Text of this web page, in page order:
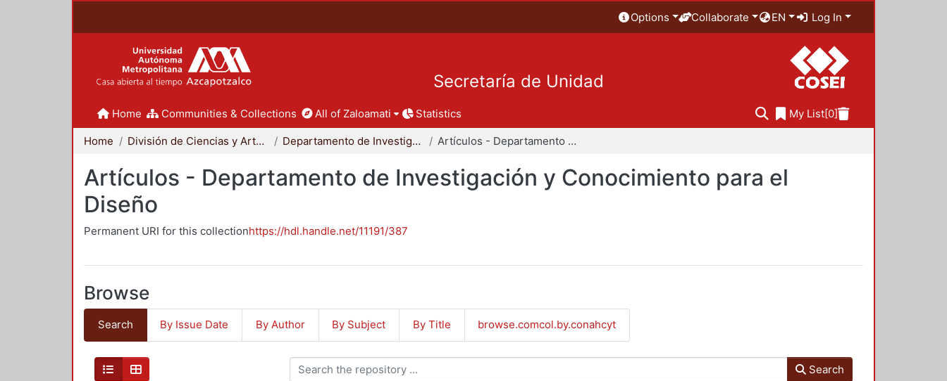
Options Collaborate EN Log In
Secretaría de Unidad
Home Communities & Collections All of Zaloamati Statistics My List[0]
Home División de Ciencias y Artes para el Diseño Departamento de Investigación y Conocimiento para el Diseño Artículos - Departamento de Investigación y Conocimiento para el Diseño
Artículos - Departamento de Investigación y Conocimiento para el
Diseño
Permanent URI for this collectionhttps://hdl.handle.net/11191/387
Browse
Search By Issue Date By Author By Subject By Title browse.comcol.by.conahcyt
Search